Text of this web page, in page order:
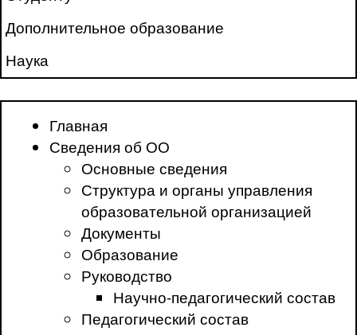
Дополнительное образование
Наука
Главная
Сведения об ОО
Основные сведения
Структура и органы управления
образовательной организацией
Документы
Образование
Руководство
Научно-педагогический состав
Педагогический состав